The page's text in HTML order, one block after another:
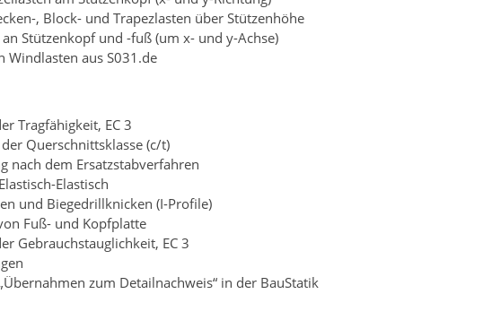
, Block- und Trapezlasten über Stützenhöhe
Stützenkopf und -fuß (um x- und y-Achse)
Windlasten aus S031.de
Tragfähigkeit, EC 3
Querschnittsklasse (c/t)
nach dem Ersatzstabverfahren
Elastisch
und Biegedrillknicken (I-Profile)
Fuß- und Kopfplatte
Gebrauchstauglichkeit, EC 3
zum Detailnachweis“ in der BauStatik